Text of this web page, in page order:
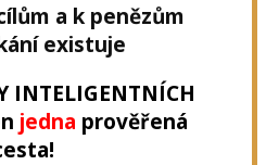
a k penězům
existuje
INTELIGENTNÍCH
jedna prověřená